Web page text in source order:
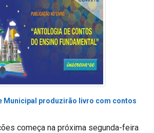
Municipal produzirão livro com contos
começa na próxima segunda-feira